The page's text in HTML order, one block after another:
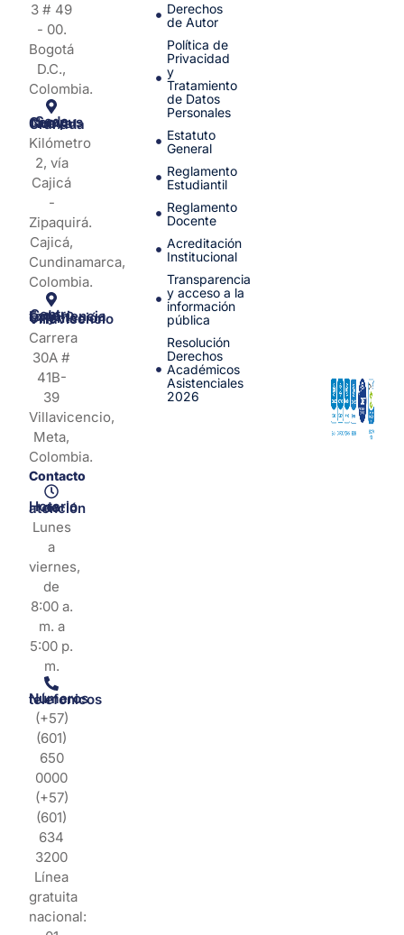
3 # 49
- 00.
Bogotá
D.C.,
Colombia.
Sede Campus Nueva Granada
Kilómetro
2, vía
Cajicá
-
Zipaquirá.
Cajicá,
Cundinamarca,
Colombia.
Centro de Experiencia y Orientación Villavicencio
Carrera
30A #
41B-
39
Villavicencio,
Meta,
Colombia.
Contacto
Horario de atención
Lunes
a
viernes,
de
8:00 a.
m. a
5:00 p.
m.
Números telefonicos
(+57)
(601)
650
0000
(+57)
(601)
634
3200
Línea
gratuita
nacional:
Derechos
de Autor
Política de
Privacidad
y
Tratamiento
de Datos
Personales
Estatuto
General
Reglamento
Estudiantil
Reglamento
Docente
Acreditación
Institucional
Transparencia
y acceso a la
información
pública
Resolución
Derechos
Académicos
Asistenciales
2026